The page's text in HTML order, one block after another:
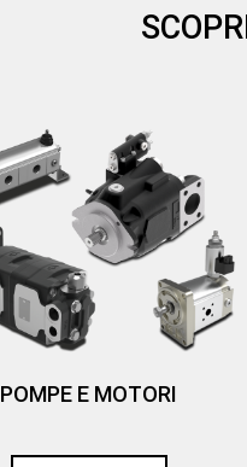
POMPE E MOTORI